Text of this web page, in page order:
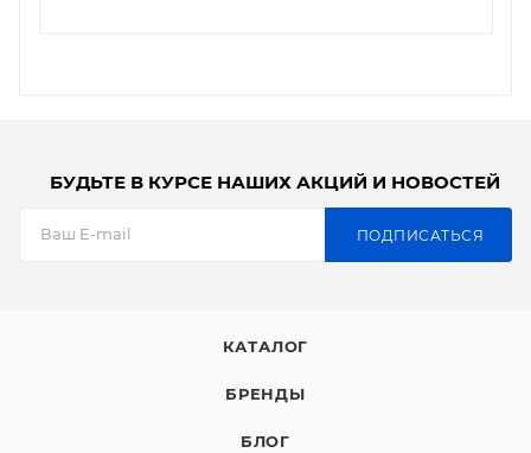
БУДЬТЕ В КУРСЕ НАШИХ АКЦИЙ И НОВОСТЕЙ
ПОДПИСАТЬСЯ
КАТАЛОГ
БРЕНДЫ
БЛОГ